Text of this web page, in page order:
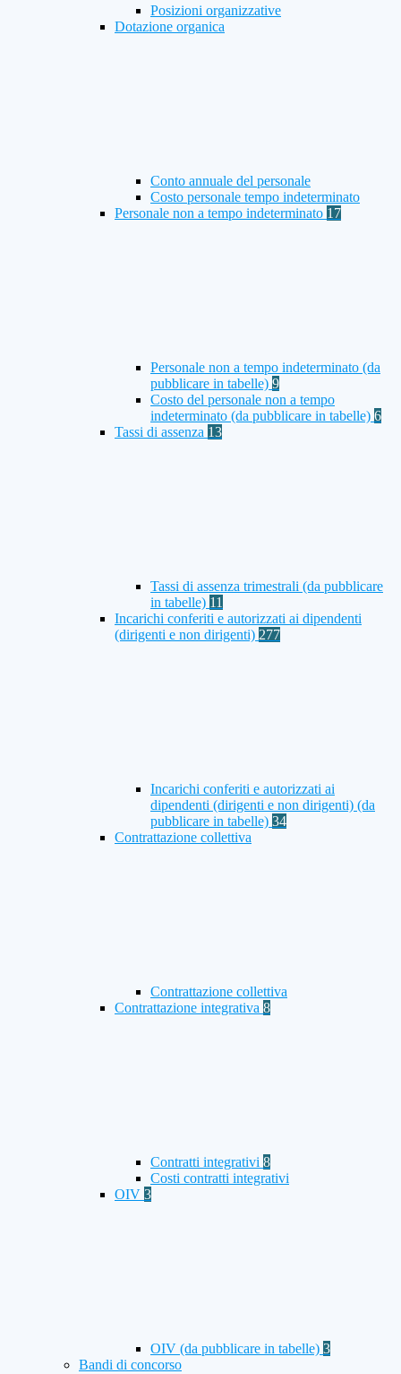
Posizioni organizzative
Dotazione organica
Conto annuale del personale
Costo personale tempo indeterminato
Personale non a tempo indeterminato 17
Personale non a tempo indeterminato (da
pubblicare in tabelle) 9
Costo del personale non a tempo
indeterminato (da pubblicare in tabelle) 6
Tassi di assenza 13
Tassi di assenza trimestrali (da pubblicare
in tabelle) 11
Incarichi conferiti e autorizzati ai dipendenti
(dirigenti e non dirigenti) 277
Incarichi conferiti e autorizzati ai
dipendenti (dirigenti e non dirigenti) (da
pubblicare in tabelle) 34
Contrattazione collettiva
Contrattazione collettiva
Contrattazione integrativa 8
Contratti integrativi 8
Costi contratti integrativi
OIV 3
OIV (da pubblicare in tabelle) 3
Bandi di concorso